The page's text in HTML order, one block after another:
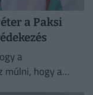
a Paksi
a
múlni, hogy a